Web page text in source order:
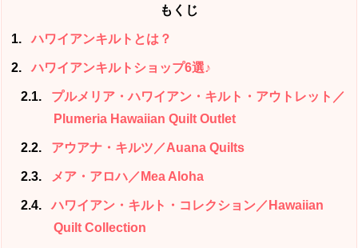
もくじ
1 ハワイアンキルトとは？
2 ハワイアンキルトショップ6選♪
2.1
プルメリア・ハワイアン・キルト・アウトレット／
Plumeria Hawaiian Quilt Outlet
2.2 アウアナ・キルツ／Auana Quilts
2.3 メア・アロハ／Mea Aloha
2.4
ハワイアン・キルト・コレクション／Hawaiian
Quilt Collection